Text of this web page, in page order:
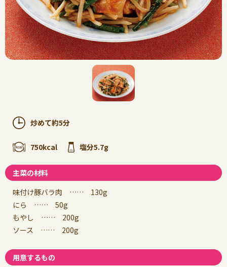
炒めて約5分
750kcal 塩分5.7g
主菜の材料
味付け豚バラ肉 …… 130g
にら …… 50g
もやし …… 200g
ソース …… 200g
用意するもの